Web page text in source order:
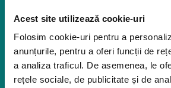
Acest site utilizează cookie-uri
Folosim cookie-uri pentru a
anunțurile, pentru a oferi funcții de
a analiza traficul. De asemenea, le
rețele sociale, de publicitate și de
Orteze
Oxigenoterapia
Paturi de spital si saltele